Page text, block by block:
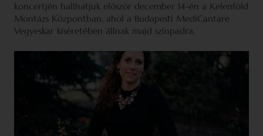
koncertjén hallhatjuk először december 14-én a Kelenföld
Montázs Központban, ahol a Budapesti MediCantare
Vegyeskar kíséretében állnak majd színpadra.